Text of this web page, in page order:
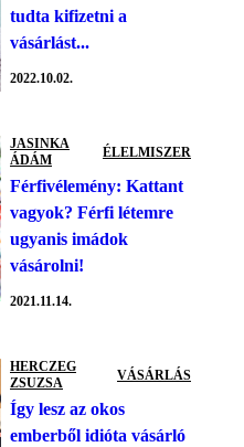
tudta kifizetni a
vásárlást...
2022.10.02.
JASINKA
ÁDÁM
ÉLELMISZER
Férfivélemény: Kattant
vagyok? Férfi létemre
ugyanis imádok
vásárolni!
2021.11.14.
HERCZEG
ZSUZSA
VÁSÁRLÁS
Így lesz az okos
emberből idióta vásárló